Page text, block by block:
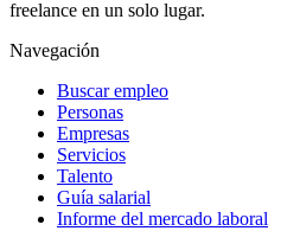
freelance en un solo lugar.
Navegación
Buscar empleo
Personas
Empresas
Servicios
Talento
Guía salarial
Informe del mercado laboral